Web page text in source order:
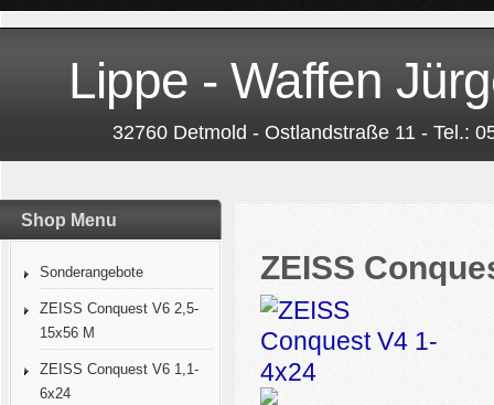
Lippe - Waffen
32760 Detmold - Ostlandstraße 11 - Tel.:
Shop Menu
Sonderangebote
ZEISS Conquest V6 2,5-
15x56 M
ZEISS Conquest V6 1,1-
6x24
ZEISS